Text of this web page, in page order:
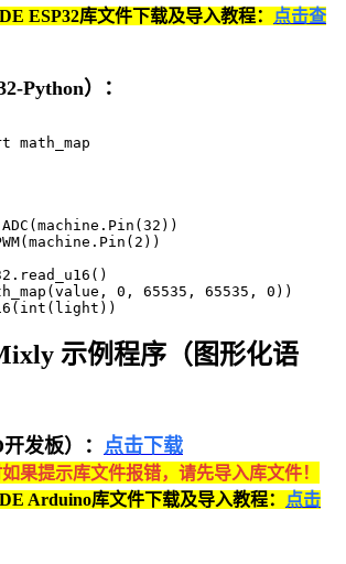
ESP32库文件下载及导入教程：
点击查
Python）：
math_map
0, 65535, 65535, 0))
示例程序（图形化语
发板）： 点击下载
果提示库文件报错，请先导入库文件！
Arduino库文件下载及导入教程：
点击